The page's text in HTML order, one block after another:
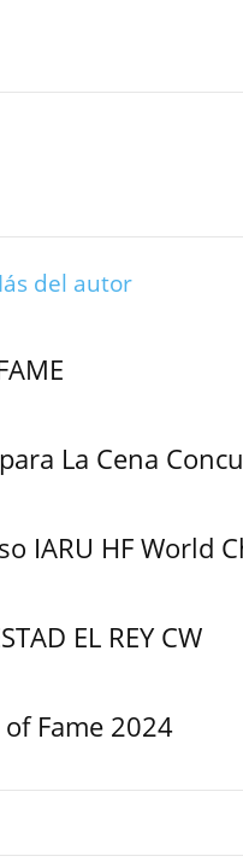
del autor
La Cena
IARU HF World
EL REY CW
Fame 2024